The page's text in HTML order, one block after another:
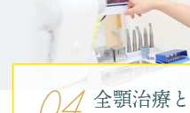
全顎治療